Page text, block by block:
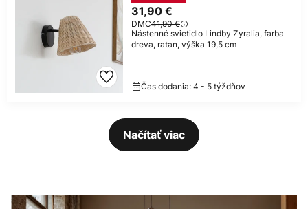
31,90 €
DMC41,90 €
Nástenné svietidlo Lindby Zyralia, farba
dreva, ratan, výška 19,5 cm
Čas dodania: 4 - 5 týždňov
Načítať viac